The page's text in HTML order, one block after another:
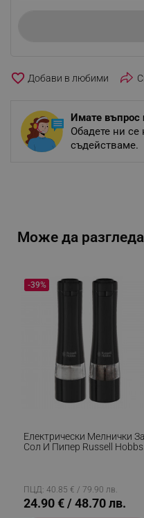
favorite_border
Имате
Обадете ни се
съдействаме.
Може да
Електрически Мелнички За
Сол И Пипер Russell Hobbs
-39%
ПЦД: 40.85 € / 79.90 лв.
24.90 € / 48.70 лв.